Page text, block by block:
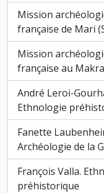
Mission
française de Mari
, 335 résultats
Mission
française au
, 267 résultats
André Leroi-
Ethnologie
, 233 résultats
Fanette
Archéologie de la
, 231 résultats
François Valla.
préhistorique
, 220 résultats